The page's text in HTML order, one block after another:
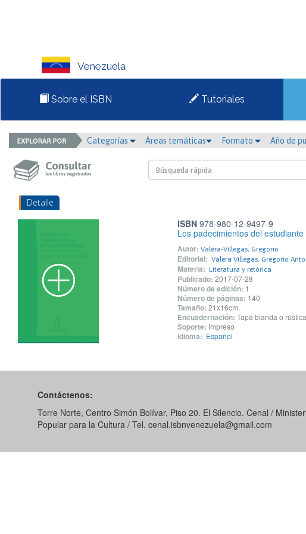
Venezuela
Sobre el ISBN Tutoriales
Categorías Áreas temáticas Formato Año de
Detalle
ISBN978-980-12-9497-9
Los padecimientos del
Autor: Valera-Villegas, Gregorio
Editorial: Valera Villegas, Gregorio
Materia: Literatura y retórica
Publicado: 2017-07-28
Número de edición: 1
Número de páginas: 140
Tamaño: 21x16cm.
Encuadernación: Tapa blanda o rústica
Soporte: Impreso
Idioma: Español
Contáctenos:
Torre Norte, Centro Simón Bolívar, Piso 20. El Silencio. Cenal /
Popular para la Cultura / Tel. cenal.isbnvenezuela@gmail.com